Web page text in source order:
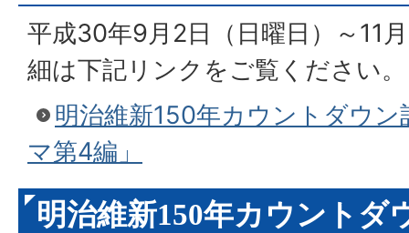
平成30年9月2日（日曜日）～11
細は下記リンクをご覧ください。
明治維新150年カウントダウ
マ第4編」
明治維新150年カウントダ